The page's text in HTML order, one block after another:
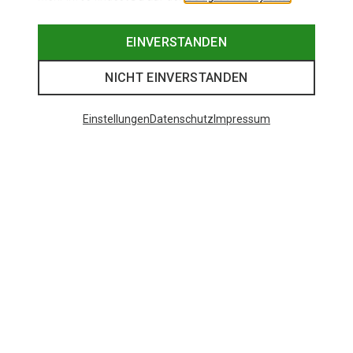
EINVERSTANDEN
NICHT EINVERSTANDEN
EinstellungenDatenschutz Impressum